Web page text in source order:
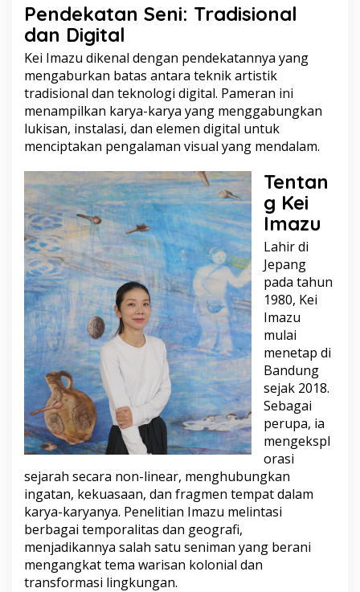
Pendekatan Seni: Tradisional
dan Digital
Kei Imazu dikenal dengan pendekatannya yang
mengaburkan batas antara teknik artistik
tradisional dan teknologi digital. Pameran ini
menampilkan karya-karya yang menggabungkan
lukisan, instalasi, dan elemen digital untuk
menciptakan pengalaman visual yang mendalam.
Tentan
g Kei
Imazu
Lahir di
Jepang
pada tahun
1980, Kei
Imazu
mulai
menetap di
Bandung
sejak 2018.
Sebagai
perupa, ia
mengekspl
orasi
sejarah secara non-linear, menghubungkan
ingatan, kekuasaan, dan fragmen tempat dalam
karya-karyanya. Penelitian Imazu melintasi
berbagai temporalitas dan geografi,
menjadikannya salah satu seniman yang berani
mengangkat tema warisan kolonial dan
transformasi lingkungan.